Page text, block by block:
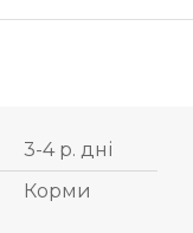
3-4 р. дні
Корми